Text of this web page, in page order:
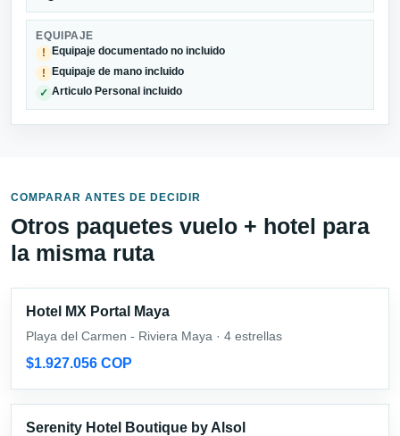
EQUIPAJE
!
Equipaje documentado no incluido
! Equipaje de mano incluido
✓ Articulo Personal incluido
COMPARAR ANTES DE DECIDIR
Otros paquetes vuelo + hotel para
la misma ruta
Hotel MX Portal Maya
Playa del Carmen - Riviera Maya · 4 estrellas
$1.927.056 COP
Serenity Hotel Boutique by Alsol